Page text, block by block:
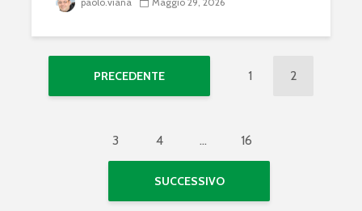
PRECEDENTE 1 2
3 4 … 16
SUCCESSIVO